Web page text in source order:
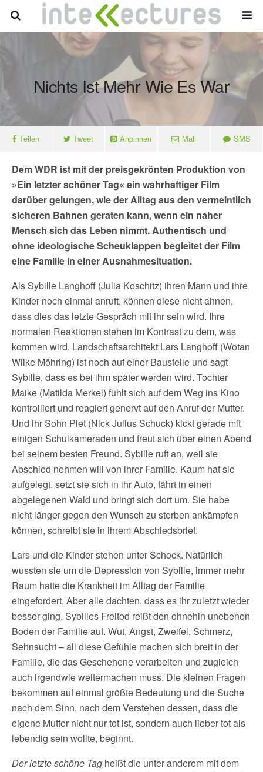
Nichts Ist Mehr Wie Es War
Teilen Tweet Anpinnen Mail SMS
Dem WDR ist mit der preisgekrönten Produktion von
»Ein letzter schöner Tag« ein wahrhaftiger Film
darüber gelungen, wie der Alltag aus den vermeintlich
sicheren Bahnen geraten kann, wenn ein naher
Mensch sich das Leben nimmt. Authentisch und
ohne ideologische Scheuklappen begleitet der Film
eine Familie in einer Ausnahmesituation.
Als Sybille Langhoff (Julia Koschitz) ihren Mann und ihre
Kinder noch einmal anruft, können diese nicht ahnen,
dass dies das letzte Gespräch mit ihr sein wird. Ihre
normalen Reaktionen stehen im Kontrast zu dem, was
kommen wird. Landschaftsarchitekt Lars Langhoff (Wotan
Wilke Möhring) ist noch auf einer Baustelle und sagt
Sybille, dass es bei ihm später werden wird. Tochter
Maike (Matilda Merkel) fühlt sich auf dem Weg ins Kino
kontrolliert und reagiert genervt auf den Anruf der Mutter.
Und ihr Sohn Piet (Nick Julius Schuck) kickt gerade mit
einigen Schulkameraden und freut sich über einen Abend
bei seinem besten Freund. Sybille ruft an, weil sie
Abschied nehmen will von ihrer Familie. Kaum hat sie
aufgelegt, setzt sie sich in ihr Auto, fährt in einen
abgelegenen Wald und bringt sich dort um. Sie habe
nicht länger gegen den Wunsch zu sterben ankämpfen
können, schreibt sie in ihrem Abschiedsbrief.
Lars und die Kinder stehen unter Schock. Natürlich
wussten sie um die Depression von Sybille, immer mehr
Raum hatte die Krankheit im Alltag der Familie
eingefordert. Aber alle dachten, dass es ihr zuletzt wieder
besser ging. Sybilles Freitod reißt den ohnehin unebenen
Boden der Familie auf. Wut, Angst, Zweifel, Schmerz,
Sehnsucht – all diese Gefühle machen sich breit in der
Familie, die das Geschehene verarbeiten und zugleich
auch irgendwie weitermachen muss. Die kleinen Fragen
bekommen auf einmal größte Bedeutung und die Suche
nach dem Sinn, nach dem Verstehen dessen, dass die
eigene Mutter nicht nur tot ist, sondern auch lieber tot als
lebendig sein wollte, beginnt.
Der letzte schöne Tag heißt die unter anderem mit dem